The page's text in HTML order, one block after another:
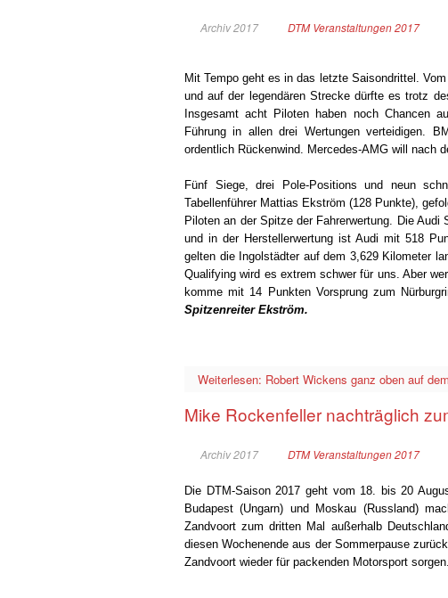
Archiv 2017 DTM Veranstaltungen 2017
Mit Tempo geht es in das letzte Saisondrittel.
und auf der legendären Strecke dürfte es trotz
Insgesamt acht Piloten haben noch Chancen
Führung in allen drei Wertungen verteidigen.
ordentlich Rückenwind. Mercedes-AMG will nach
Fünf Siege, drei Pole-Positions und neun
Tabellenführer Mattias Ekström (128 Punkte),
Piloten an der Spitze der Fahrerwertung. Die
und in der Herstellerwertung ist Audi mit 518
gelten die Ingolstädter auf dem 3,629 Kilometer
Qualifying wird es extrem schwer für uns. Aber
komme mit 14 Punkten Vorsprung zum
Spitzenreiter Ekström.
Weiterlesen: Robert Wickens ganz oben auf
Mike Rockenfeller nachträglich
Archiv 2017 DTM Veranstaltungen 2017
Die DTM-Saison 2017 geht vom 18. bis 20
Budapest (Ungarn) und Moskau (Russland)
Zandvoort zum dritten Mal außerhalb
diesen Wochenende aus der Sommerpause
Zandvoort wieder für packenden Motorsport sorgen.